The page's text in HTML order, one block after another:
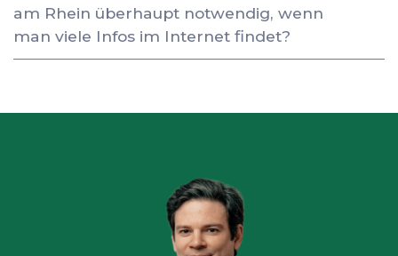
am Rhein überhaupt notwendig, wenn
man viele Infos im Internet findet?